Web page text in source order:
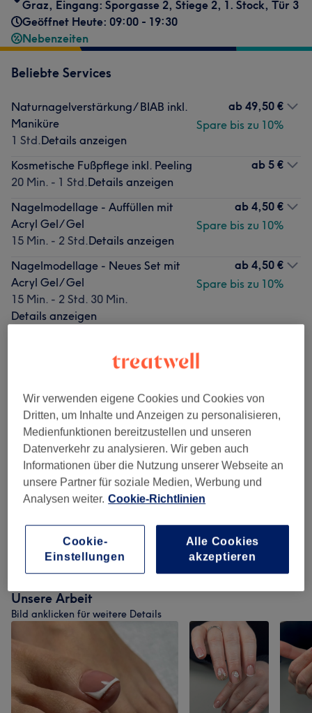
Graz, Eingang: Sporgasse 2, Stiege 2, 1. Stock, Tür 3
Geöffnet Heute: 09:00 - 19:30
Nebenzeiten
Beliebte Services
Naturnagelverstärkung/ BIAB inkl.
Maniküre
1 Std.Details anzeigen
ab 49,50 €
Spare bis zu 10%
Kosmetische Fußpflege inkl. Peeling
20 Min. - 1 Std.Details anzeigen
ab 5 €
Nagelmodellage - Auffüllen mit
Acryl Gel/ Gel
15 Min. - 2 Std.Details anzeigen
ab 4,50 €
Spare bis zu 10%
Nagelmodellage - Neues Set mit
Acryl Gel/ Gel
15 Min. - 2 Std. 30 Min.
Details anzeigen
ab 4,50 €
Spare bis zu 10%
Details anzeigen
Alle Services
NAGELMODELLAGE (4) ab 4,50 €
NÄGEL - NAILS (14 ) ab 4,50 €
PEDIKÜRE & MANIKÜRE
Unsere Arbeit
Bild anklicken für weitere Details
Wir verwenden eigene Cookies und Cookies von
Dritten, um Inhalte und Anzeigen zu personalisieren,
Medienfunktionen bereitzustellen und unseren
Datenverkehr zu analysieren. Wir geben auch
Informationen über die Nutzung unserer Webseite an
unsere Partner für soziale Medien, Werbung und
Analysen weiter. Cookie-Richtlinien
Alle Cookies
akzeptieren
Cookie-
Einstellungen